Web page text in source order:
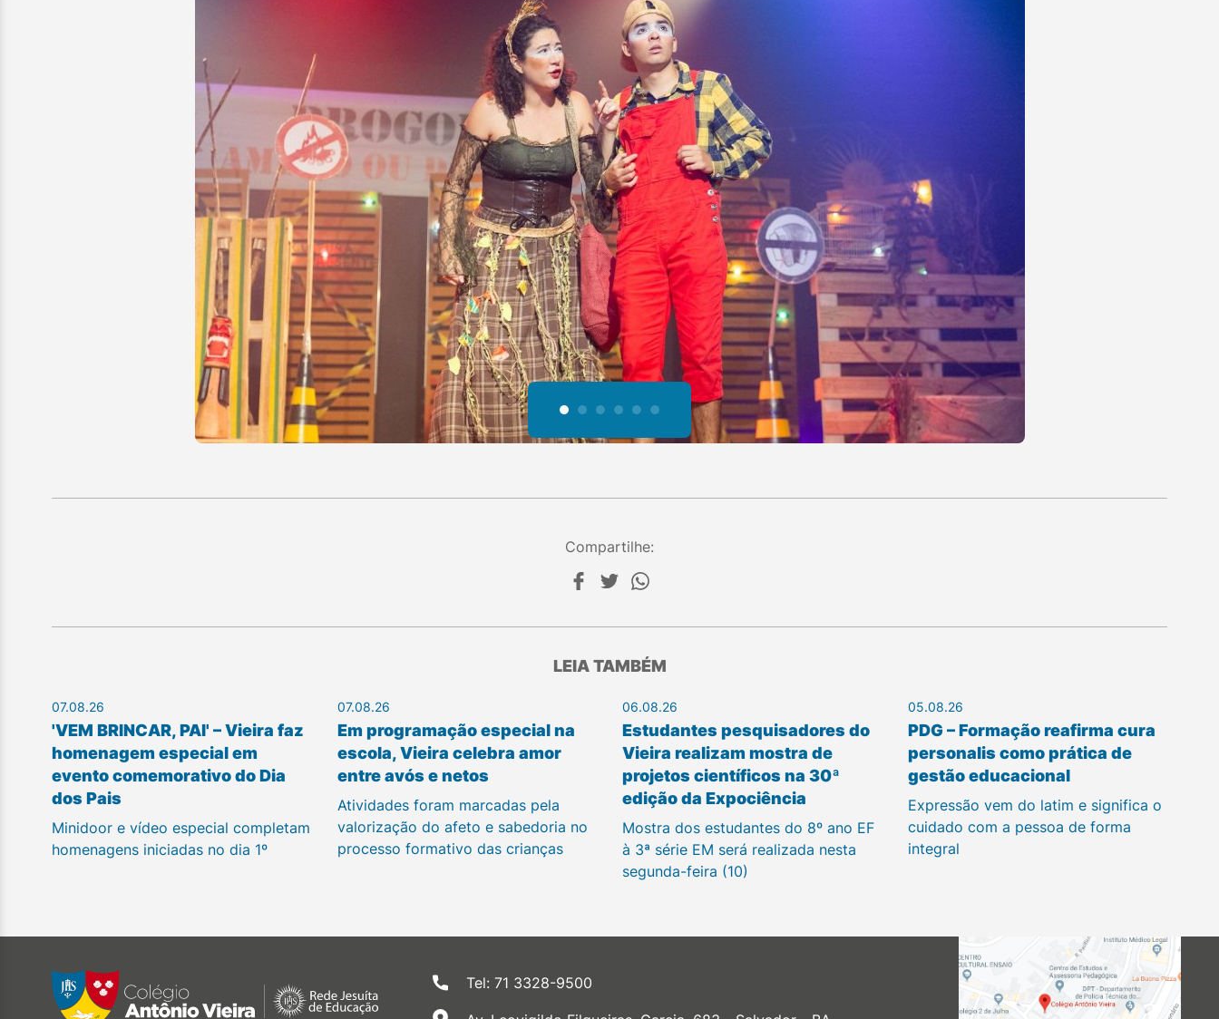
Compartilhe:
LEIA TAMBÉM
07.08.26
'VEM BRINCAR, PAI' – Vieira faz
homenagem especial em
evento comemorativo do Dia
dos Pais
Minidoor e vídeo especial completam
homenagens iniciadas no dia 1º
07.08.26
Em programação especial na
escola, Vieira celebra amor
entre avós e netos
Atividades foram marcadas pela
valorização do afeto e sabedoria no
processo formativo das crianças
06.08.26
Estudantes pesquisadores do
Vieira realizam mostra de
projetos científicos na 30ª
edição da Expociência
Mostra dos estudantes do 8º ano EF
à 3ª série EM será realizada nesta
segunda-feira (10)
05.08.26
PDG – Formação reafirma cura
personalis como prática de
gestão educacional
Expressão vem do latim e significa o
cuidado com a pessoa de forma
integral
Tel: 71 3328-9500